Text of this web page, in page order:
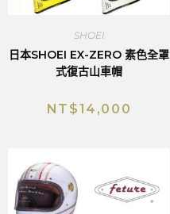
SHOEI
日本SHOEI EX-ZERO 素色全罩
式復古山車帽
NT$14,000